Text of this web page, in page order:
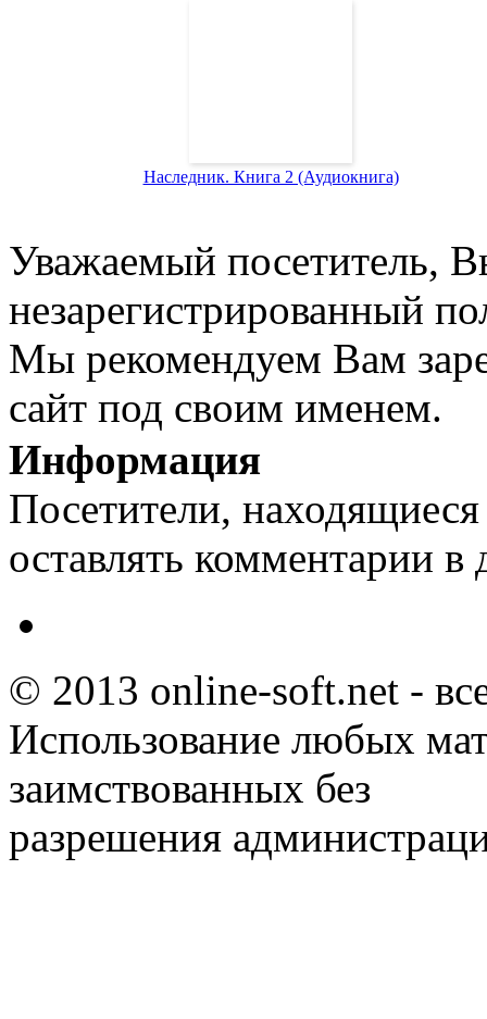
Наследник. Книга 2 (Аудиокнига)
Уважаемый посетитель,
незарегистрированный
Мы рекомендуем Вам
сайт под своим именем.
Информация
Посетители,
оставлять комментарии в
© 2013 online-soft.net -
Использование любых
заимствованных без
разрешения